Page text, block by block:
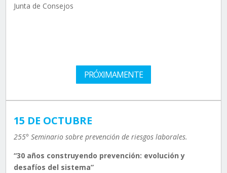
Junta de Consejos
PRÓXIMAMENTE
15 DE OCTUBRE
255° Seminario sobre prevención de riesgos laborales.
“30 años construyendo prevención: evolución y
desafíos del sistema”